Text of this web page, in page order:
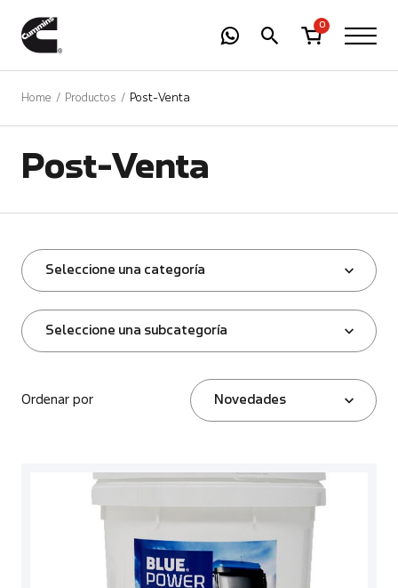
0
Home Productos Post-Venta
Post-Venta
Seleccione una categoría
Seleccione una subcategoría
Ordenar por Novedades